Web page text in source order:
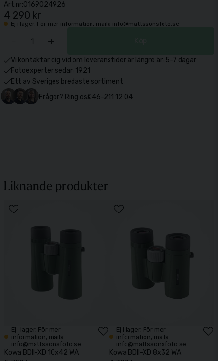
Art.nr:0169024926
4 290 kr
Ej i lager. För mer information, maila info@mattssonsfoto.se
- +
Vi kontaktar dig vid om leveranstider är längre än 5-7 dagar
Fotoexperter sedan 1921
Ett av Sveriges bredaste sortiment
Frågor? Ring oss046-211 12 04
Liknande produkter
Ej i lager. För mer
information, maila
info@mattssonsfoto.se
Kowa BDII-XD 10x42 WA
Ej i lager. För mer
information, maila
info@mattssonsfoto.se
Kowa BDII-XD 8x32 WA